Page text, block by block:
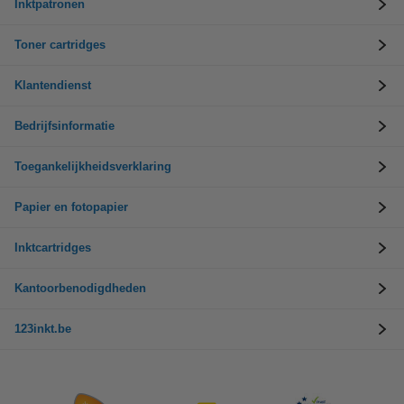
Inktpatronen
Toner cartridges
Klantendienst
Bedrijfsinformatie
Toegankelijkheidsverklaring
Papier en fotopapier
Inktcartridges
Kantoorbenodigdheden
123inkt.be